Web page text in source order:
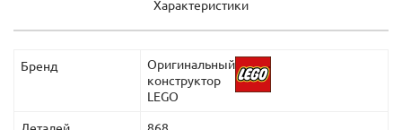
Характеристики
Бренд
Оригинальный
конструктор
LEGO